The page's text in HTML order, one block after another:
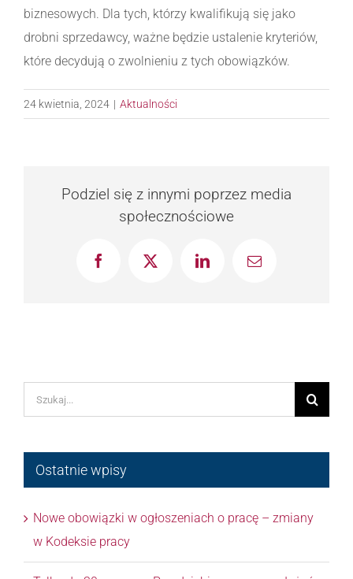
biznesowych. Dla tych, którzy kwalifikują się jako
drobni sprzedawcy, ważne będzie ustalenie kryteriów,
które decydują o zwolnieniu z tych obowiązków.
24 kwietnia, 2024 | Aktualności
Podziel się z innymi poprzez media
społecznościowe
FacebookX LinkedInEmail
Szukaj
Ostatnie wpisy
Nowe obowiązki w ogłoszeniach o pracę – zmiany
w Kodeksie pracy